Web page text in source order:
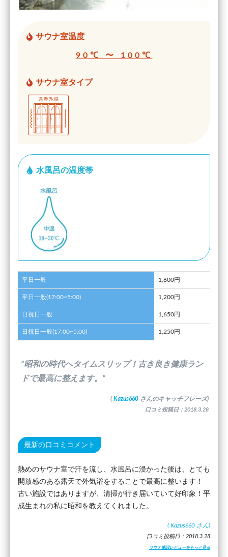
サウナ室温度
90℃ 〜 100℃
サウナ室タイプ
水風呂の温度帯
平日一般 1,600円
平日一般(17:00~5:00) 1,200円
日祝日一般 1,650円
日祝日一般(17:00~5:00) 1,250円
”昭和の時代へタイムスリップ！古き良き健康ラン
ドで最高に整えます。”
( Kazus660 さんのキャッチフレーズ)
口コミ投稿日：2018.3.28
最新の口コミコメント
熱めのサウナ室で汗を流し、水風呂に浸かった後は、とても
開放感のある露天で外気浴をすることで最高に整います！
古い施設ではありますが、清掃が行き届いていて好印象！平
成生まれの私に昭和を教えてくれました。
( Kazus660 さん)
口コミ投稿日：2018.3.28
サウナ施設レビューをもっと見る